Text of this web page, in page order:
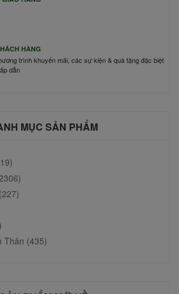
HÀNG
trình khuyến mãi, các sự kiện & quà tặng đặc biệt
dẫn
MỤC SẢN PHẨM
Thân (435)